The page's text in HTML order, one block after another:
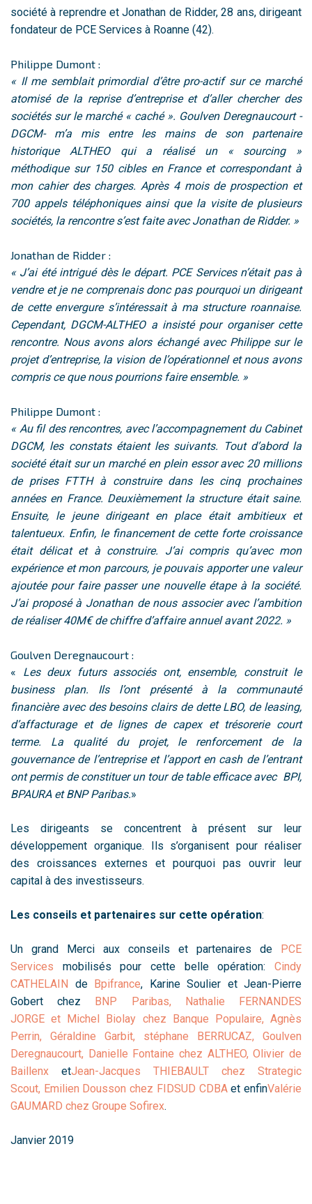
société à reprendre et Jonathan de Ridder, 28 ans, dirigeant
fondateur de PCE Services à Roanne (42).
Philippe Dumont :
« Il me semblait primordial d’être pro-actif sur ce marché
atomisé de la reprise d’entreprise et d’aller chercher des
sociétés sur le marché « caché ». Goulven Deregnaucourt -
DGCM- m’a mis entre les mains de son partenaire
historique ALTHEO qui a réalisé un « sourcing »
méthodique sur 150 cibles en France et correspondant à
mon cahier des charges. Après 4 mois de prospection et
700 appels téléphoniques ainsi que la visite de plusieurs
sociétés, la rencontre s’est faite avec Jonathan de Ridder. »
Jonathan de Ridder :
« J’ai été intrigué dès le départ. PCE Services n’était pas à
vendre et je ne comprenais donc pas pourquoi un dirigeant
de cette envergure s’intéressait à ma structure roannaise.
Cependant, DGCM-ALTHEO a insisté pour organiser cette
rencontre. Nous avons alors échangé avec Philippe sur le
projet d’entreprise, la vision de l’opérationnel et nous avons
compris ce que nous pourrions faire ensemble. »
Philippe Dumont :
« Au fil des rencontres, avec l’accompagnement du Cabinet
DGCM, les constats étaient les suivants. Tout d’abord la
société était sur un marché en plein essor avec 20 millions
de prises FTTH à construire dans les cinq prochaines
années en France. Deuxièmement la structure était saine.
Ensuite, le jeune dirigeant en place était ambitieux et
talentueux. Enfin, le financement de cette forte croissance
était délicat et à construire. J’ai compris qu’avec mon
expérience et mon parcours, je pouvais apporter une valeur
ajoutée pour faire passer une nouvelle étape à la société.
J’ai proposé à Jonathan de nous associer avec l’ambition
de réaliser 40M€ de chiffre d’affaire annuel avant 2022. »
Goulven Deregnaucourt :
« Les deux futurs associés ont, ensemble, construit le
business plan.
Ils l’ont présenté à la communauté
financière avec des besoins clairs de dette LBO, de leasing,
d’affacturage et de lignes de capex et trésorerie court
terme. La qualité du projet, le renforcement de la
gouvernance de l’entreprise et l’apport en cash de l’entrant
ont permis de constituer un tour de table efficace avec BPI,
BPAURA et BNP Paribas.»
Les dirigeants se concentrent à présent sur leur
développement organique. Ils s’organisent pour réaliser
des croissances externes et pourquoi pas ouvrir leur
capital à des investisseurs.
Les conseils et partenaires sur cette opération:
Un grand Merci aux conseils et partenaires de PCE
Services mobilisés pour cette belle opération: Cindy
CATHELAIN de Bpifrance, Karine Soulier et Jean-Pierre
Gobert chez BNP Paribas, Nathalie FERNANDES
JORGE et Michel Biolay chez Banque Populaire, Agnès
Perrin, Géraldine Garbit, stéphane BERRUCAZ, Goulven
Deregnaucourt, Danielle Fontaine chez ALTHEO,Olivier de
Baillenx etJean-Jacques THIEBAULT chez Strategic
Scout, Emilien Dousson chez FIDSUD CDBAet enfinValérie
GAUMARD chez Groupe Sofirex.
Janvier 2019